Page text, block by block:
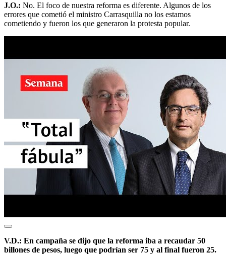
J.O.: No. El foco de nuestra reforma es diferente. Algunos de los
errores que cometió el ministro Carrasquilla no los estamos
cometiendo y fueron los que generaron la protesta popular.
V.D.: En campaña se dijo que la reforma iba a recaudar 50
billones de pesos, luego que podrían ser 75 y al final fueron 25.